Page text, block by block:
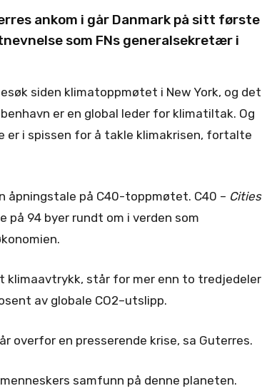
ankom i går Danmark på sitt første
som FNs generalsekretær i
siden klimatoppmøtet i New York, og det
er en global leder for klimatiltak. Og
er i spissen for å takle klimakrisen, fortalte
åpningstale på C40-toppmøtet. C40 – Cities
på 94 byer rundt om i verden som
klimaavtrykk, står for mer enn to tredjedeler
av globale CO2–utslipp.
overfor en presserende krise, sa Guterres.
samfunn på denne planeten.